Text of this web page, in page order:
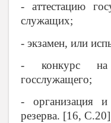
- аттестацию
служащих;
- экзамен, или
- конкурс на
госслужащего;
- организация и
резерва. [16, С.20]